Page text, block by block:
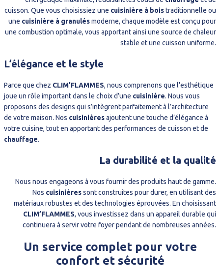
cuisson. Que vous choisissiez une cuisinière à boistraditionnelle ou
une cuisinière à granulésmoderne, chaque modèle est conçu pour
une combustion optimale, vous apportant ainsi une source de chaleur
stable et une cuisson uniforme.
L’élégance et le style
Parce que chez CLIM’FLAMMES, nous comprenons que l’esthétique
joue un rôle important dans le choix d’une cuisinière. Nous vous
proposons des designs qui s’intègrent parfaitement à l’architecture
de votre maison. Nos cuisinièresajoutent une touche d’élégance à
votre cuisine, tout en apportant des performances de cuisson et de
chauffage.
La durabilité et la qualité
Nous nous engageons à vous fournir des produits haut de gamme.
Nos cuisinièressont construites pour durer, en utilisant des
matériaux robustes et des technologies éprouvées. En choisissant
CLIM’FLAMMES, vous investissez dans un appareil durable qui
continuera à servir votre foyer pendant de nombreuses années.
Un service complet pour votre
confort et sécurité